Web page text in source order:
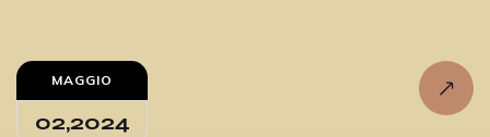
MAGGIO
02,2024